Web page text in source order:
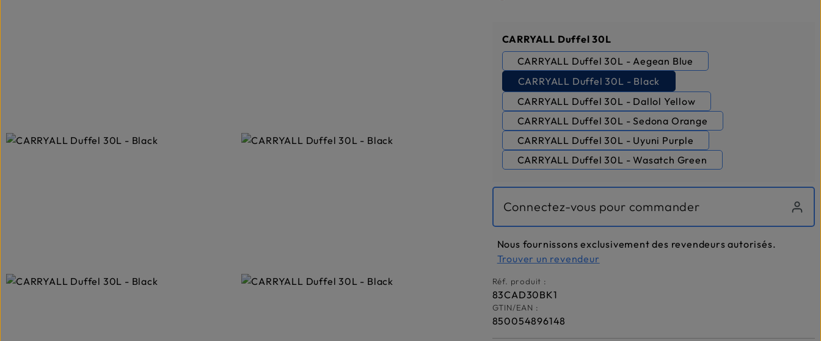
Sélectionnez
CARRYALL Duffel 30L
CARRYALL Duffel 30L - Aegean Blue
CARRYALL Duffel 30L - Black
CARRYALL Duffel 30L - Dallol Yellow
CARRYALL Duffel 30L - Sedona Orange
CARRYALL Duffel 30L - Uyuni Purple
CARRYALL Duffel 30L - Wasatch Green
Connectez-vous pour commander
Nous fournissons exclusivement des revendeurs autorisés.
Trouver un revendeur
Réf. produit :
83CAD30BK1
GTIN/EAN :
850054896148